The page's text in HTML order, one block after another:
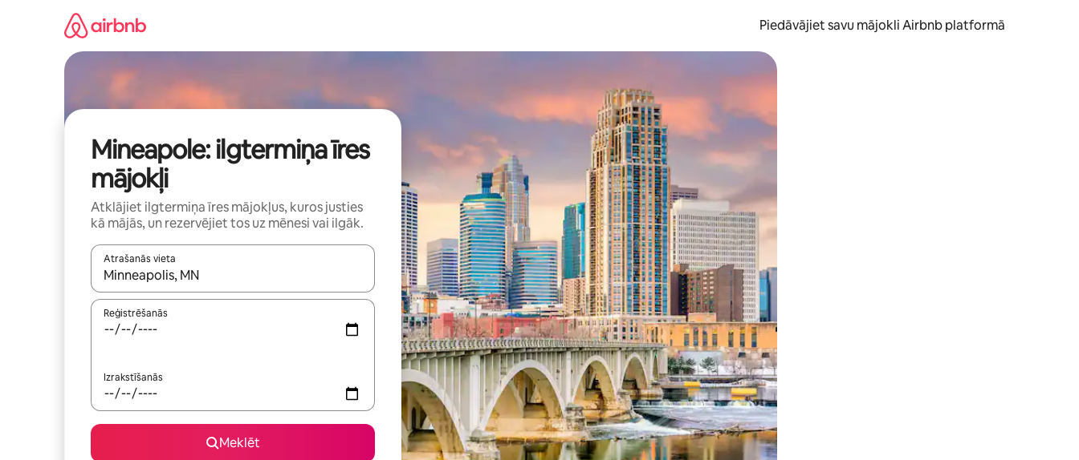
Piedāvājiet savu mājokli Airbnb platformā
Mineapole: ilgtermiņa īres
mājokļi
Atklājiet ilgtermiņa īres mājokļus, kuros justies
kā mājās, un rezervējiet tos uz mēnesi vai ilgāk.
Atrašanās vieta
Kad rezultāti kļūs pieejami, izmantojiet bultiņu uz augšu un uz leju vai izpētiet tos, pieskaroties ekrānam vai pavelkot pa to ar pirkstu.
Reģistrēšanās
Izrakstīšanās
Meklēt